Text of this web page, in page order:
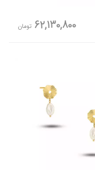
62,130,800 تومان